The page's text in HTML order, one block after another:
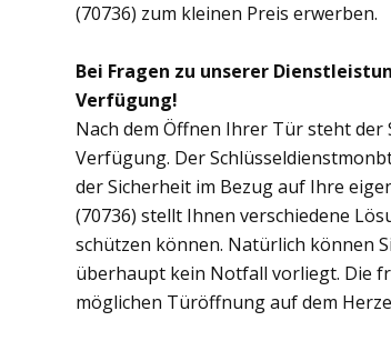
(70736) zum kleinen Preis erwerben.
Bei Fragen zu unserer
Verfügung!
Nach dem Öffnen Ihrer Tür steht der
Verfügung. Der
der Sicherheit im Bezug auf Ihre
(70736) stellt Ihnen verschiedene
schützen können. Natürlich können
überhaupt kein Notfall vorliegt. Die
möglichen Türöffnung auf dem